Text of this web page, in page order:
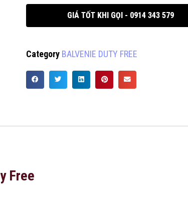
GIÁ TỐT KHI GỌI - 0914 343 579
Category BALVENIE DUTY FREE
Free